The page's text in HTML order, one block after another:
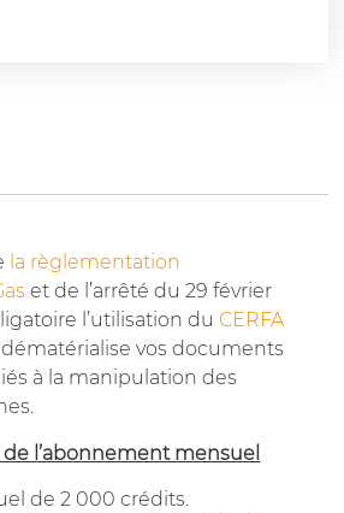
la règlementation
et de l’arrêté du 29 février
l’utilisation du CERFA
dématérialise vos documents
à la manipulation des
l’abonnement mensuel
de 2 000 crédits.